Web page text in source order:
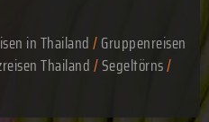
in Thailand/Gruppenreisen
Thailand/Segeltörns/